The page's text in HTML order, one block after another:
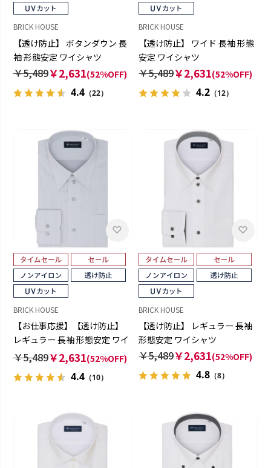
BRICK HOUSE
【透け防止】 ボタンダウン 長
袖 形態安定 ワイシャツ
￥5,489￥2,631(52%OFF)
4.4（22）
BRICK HOUSE
【透け防止】 ワイド 長袖 形態
安定 ワイシャツ
￥5,489￥2,631(52%OFF)
4.2 （12）
BRICK HOUSE
【お仕事応援】【透け防止】
レギュラー 長袖 形態安定 ワイ
シャツ
￥5,489￥2,631(52%OFF)
4.4（10）
BRICK HOUSE
【透け防止】 レギュラー 長袖
形態安定 ワイシャツ
￥5,489￥2,631(52%OFF)
4.8 （8）